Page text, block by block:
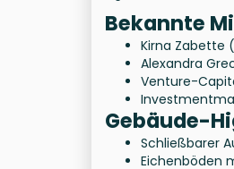
Bekannte
Kirna Zabette
Alexandra
Venture-
Gebäude-
Schließbarer
Eichenböden